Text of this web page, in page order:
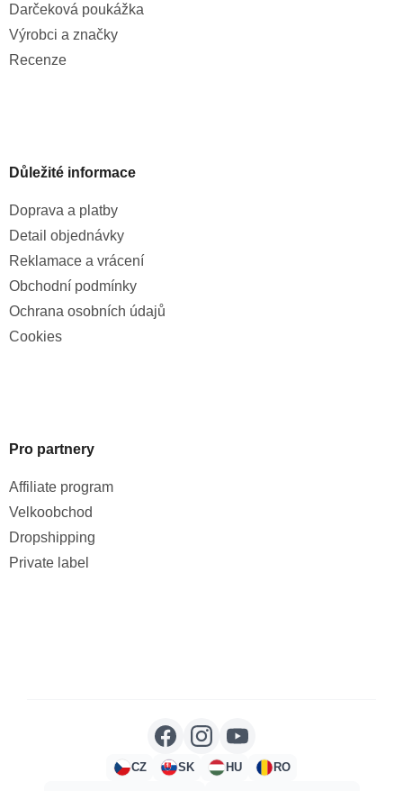
Darčeková poukážka
Výrobci a značky
Recenze
Důležité informace
Doprava a platby
Detail objednávky
Reklamace a vrácení
Obchodní podmínky
Ochrana osobních údajů
Cookies
Pro partnery
Affiliate program
Velkoobchod
Dropshipping
Private label
CZ SK HU RO